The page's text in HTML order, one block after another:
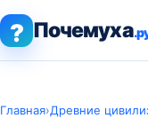
? Почемуха
Главная›Древние